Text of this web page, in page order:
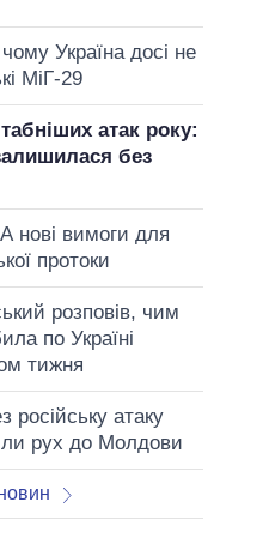
Україна досі не
МіГ-29
атак року:
без
нові вимоги для
протоки
розповів, чим
по Україні
тижня
російську атаку
рух до Молдови